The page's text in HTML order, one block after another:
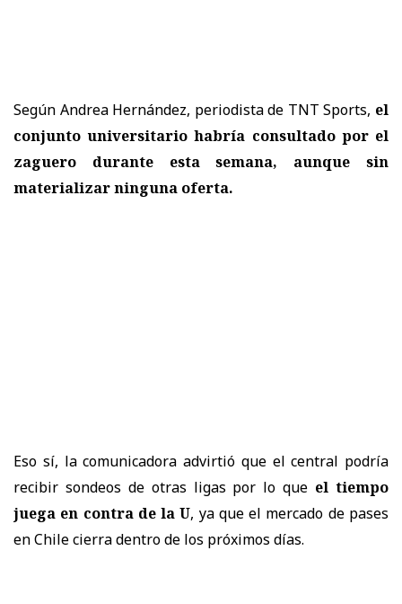
Según Andrea Hernández, periodista de TNT Sports, el
conjunto universitario habría consultado por el
zaguero
durante esta semana, aunque sin
materializar ninguna oferta.
Eso sí, la comunicadora advirtió que el central podría
recibir sondeos de otras ligas por lo que el tiempo
juega en contra de la U, ya que el mercado de pases
en Chile cierra dentro de los próximos días.